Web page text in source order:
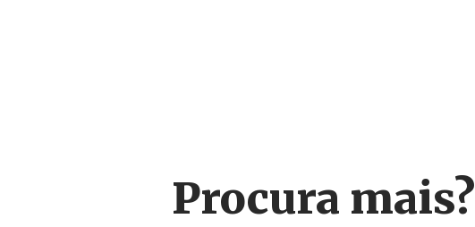
Procura mais?